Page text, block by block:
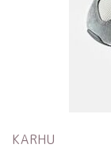
KARHU